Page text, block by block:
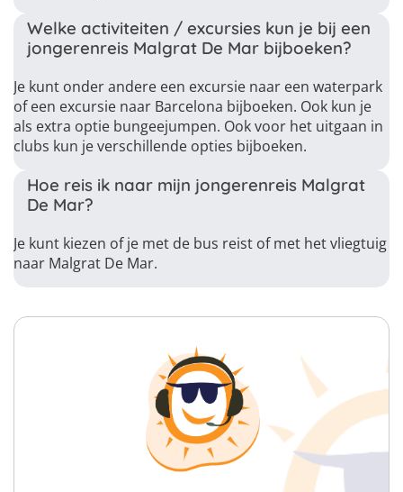
Welke activiteiten / excursies kun je bij een
jongerenreis Malgrat De Mar bijboeken?
Je kunt onder andere een excursie naar een waterpark
of een excursie naar Barcelona bijboeken. Ook kun je
als extra optie bungeejumpen. Ook voor het uitgaan in
clubs kun je verschillende opties bijboeken.
Hoe reis ik naar mijn jongerenreis Malgrat
De Mar?
Je kunt kiezen of je met de bus reist of met het vliegtuig
naar Malgrat De Mar.